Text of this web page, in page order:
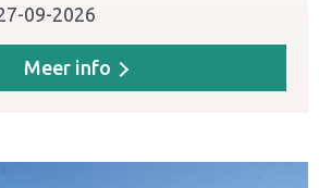
09-2026
Meer info